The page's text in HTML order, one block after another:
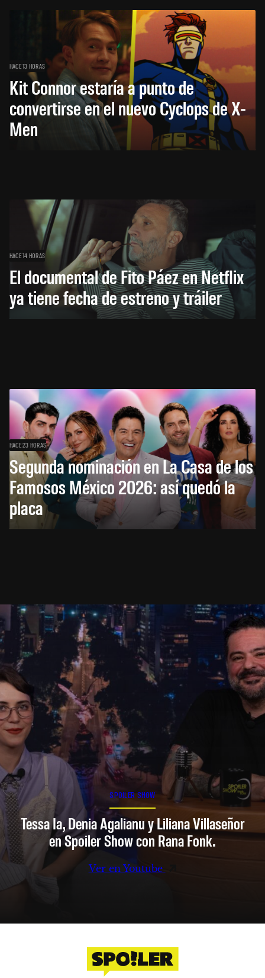
HACE 13 HORAS
Kit Connor estaría a punto de
convertirse en el nuevo Cyclops de X-
Men
HACE 14 HORAS
El documental de Fito Páez en Netflix
ya tiene fecha de estreno y tráiler
HACE 23 HORAS
Segunda nominación en La Casa de los
Famosos México 2026: así quedó la
placa
SPOILER SHOW
Tessa Ia, Denia Agalianu y Liliana Villaseñor
en Spoiler Show con Rana Fonk.
Ver en Youtube